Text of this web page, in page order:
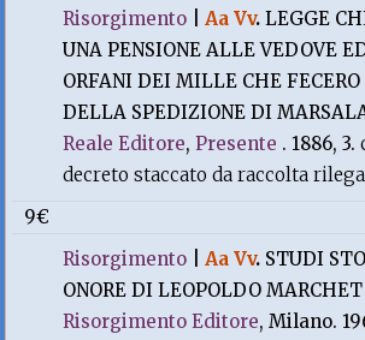
Risorgimento |Aa Vv.LEGGE
UNA PENSIONE ALLE VEDOVE
ORFANI DEI MILLE CHE FECERO
DELLA SPEDIZIONE DI
Reale Editore,Presente . 1886, 3.
decreto staccato da raccolta
9€
Risorgimento |Aa Vv. STUDI
ONORE DI LEOPOLDO
Risorgimento Editore, Milano.